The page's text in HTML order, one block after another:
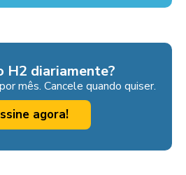
H2 diariamente?
mês. Cancele quando quiser.
agora!